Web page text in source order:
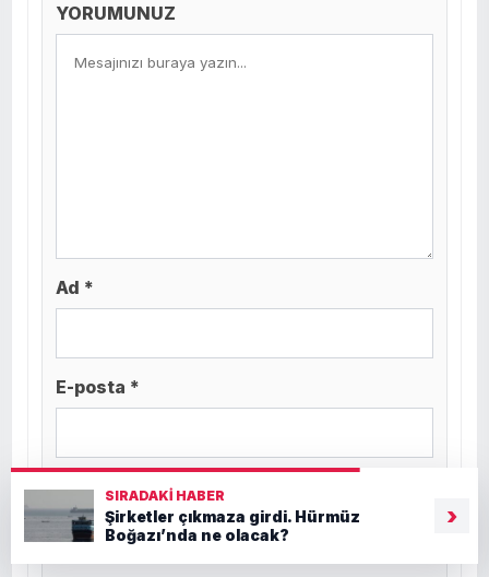
YORUMUNUZ
Ad *
E-posta *
Web sitesiSIRADAKI HABER
Şirketler çıkmaza girdi. Hürmüz
Boğazı’nda ne olacak?
›